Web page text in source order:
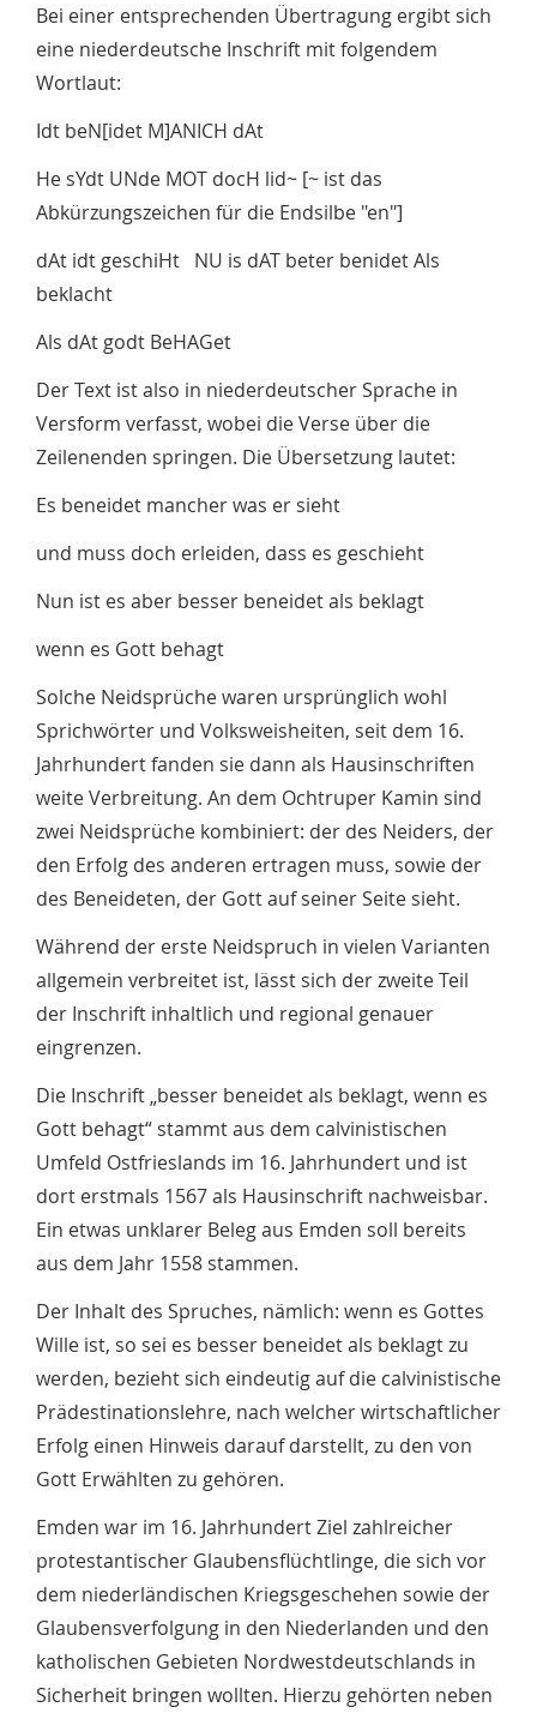
Bei einer entsprechenden Übertragung ergibt sich
eine niederdeutsche Inschrift mit folgendem
Wortlaut:
Idt beN[idet M]ANICH dAt
He sYdt UNde MOT docH lid~ [~ ist das
Abkürzungszeichen für die Endsilbe "en"]
dAt idt geschiHt NU is dAT beter benidet Als
beklacht
Als dAt godt BeHAGet
Der Text ist also in niederdeutscher Sprache in
Versform verfasst, wobei die Verse über die
Zeilenenden springen. Die Übersetzung lautet:
Es beneidet mancher was er sieht
und muss doch erleiden, dass es geschieht
Nun ist es aber besser beneidet als beklagt
wenn es Gott behagt
Solche Neidsprüche waren ursprünglich wohl
Sprichwörter und Volksweisheiten, seit dem 16.
Jahrhundert fanden sie dann als Hausinschriften
weite Verbreitung. An dem Ochtruper Kamin sind
zwei Neidsprüche kombiniert: der des Neiders, der
den Erfolg des anderen ertragen muss, sowie der
des Beneideten, der Gott auf seiner Seite sieht.
Während der erste Neidspruch in vielen Varianten
allgemein verbreitet ist, lässt sich der zweite Teil
der Inschrift inhaltlich und regional genauer
eingrenzen.
Die Inschrift „besser beneidet als beklagt, wenn es
Gott behagt“ stammt aus dem calvinistischen
Umfeld Ostfrieslands im 16. Jahrhundert und ist
dort erstmals 1567 als Hausinschrift nachweisbar.
Ein etwas unklarer Beleg aus Emden soll bereits
aus dem Jahr 1558 stammen.
Der Inhalt des Spruches, nämlich: wenn es Gottes
Wille ist, so sei es besser beneidet als beklagt zu
werden, bezieht sich eindeutig auf die calvinistische
Prädestinationslehre, nach welcher wirtschaftlicher
Erfolg einen Hinweis darauf darstellt, zu den von
Gott Erwählten zu gehören.
Emden war im 16. Jahrhundert Ziel zahlreicher
protestantischer Glaubensflüchtlinge, die sich vor
dem niederländischen Kriegsgeschehen sowie der
Glaubensverfolgung in den Niederlanden und den
katholischen Gebieten Nordwestdeutschlands in
Sicherheit bringen wollten. Hierzu gehörten neben